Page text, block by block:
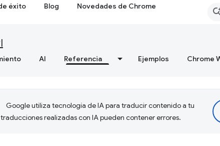
éxito Blog Novedades de Chrome
AI Referencia Ejemplos Chrome
Google utiliza tecnología de IA para traducir contenido a tu
realizadas con IA pueden contener errores.